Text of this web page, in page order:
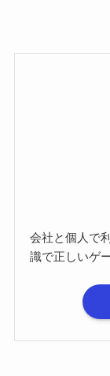
会社と個人で
識で正しいゲ